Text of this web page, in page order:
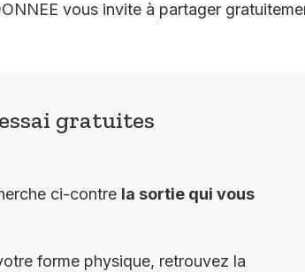
vous invite à partager
gratuites
ci-contre la sortie qui vous
forme physique, retrouvez la